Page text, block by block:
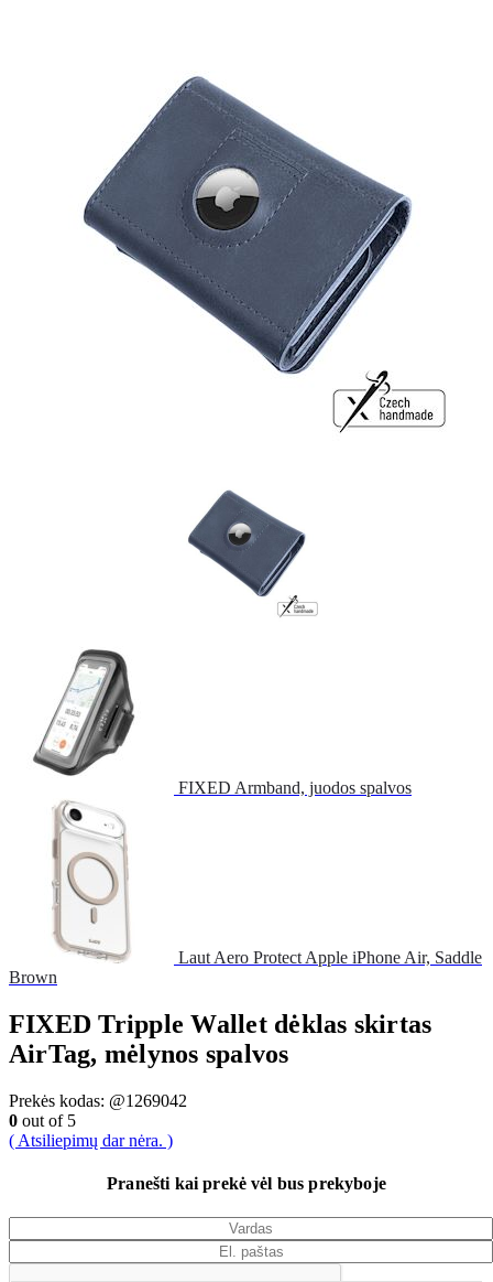
FIXED Armband, juodos spalvos
Laut Aero Protect Apple iPhone Air, Saddle
Brown
FIXED Tripple Wallet dėklas skirtas
AirTag, mėlynos spalvos
Prekės kodas: @1269042
0 out of 5
( Atsiliepimų dar nėra. )
Pranešti kai prekė vėl bus prekyboje